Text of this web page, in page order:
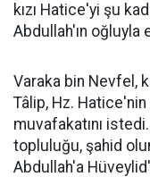
kızı Hatice'yi şu
Abdullah'ın oğluyla
Varaka bin Nevfel,
Tâlip, Hz.
muvafakatını
topluluğu, şahid
Abdullah'a